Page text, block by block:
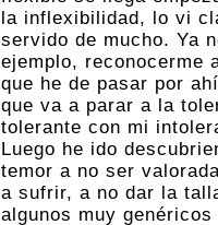
la inflexibilidad, lo vi
servido de mucho. Ya
ejemplo, reconocerme
que he de pasar por
que va a parar a la
tolerante con mi
Luego he ido
temor a no ser
a sufrir, a no dar la
algunos muy